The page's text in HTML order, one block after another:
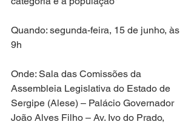
Quando: segunda-feira, 15 de junho, às
9h
Onde: Sala das Comissões da
Assembleia Legislativa do Estado de
Sergipe (Alese) – Palácio Governador
João Alves Filho – Av. Ivo do Prado,